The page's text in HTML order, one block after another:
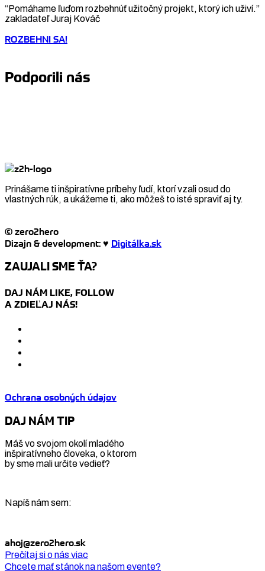
“Pomáhame ľuďom rozbehnúť užitočný projekt, ktorý ich uživí.”
zakladateľ Juraj Kováč
ROZBEHNI SA!
Podporili nás
Prinášame ti inšpiratívne príbehy ľudí, ktorí vzali osud do
vlastných rúk, a ukážeme ti, ako môžeš to isté spraviť aj ty.
© zero2hero
Dizajn & development: ♥ Digitálka.sk
ZAUJALI SME ŤA?
DAJ NÁM LIKE, FOLLOW
A ZDIEĽAJ NÁS!
Ochrana osobných údajov
DAJ NÁM TIP
Máš vo svojom okolí mladého
inšpiratívneho človeka, o ktorom
by sme mali určite vedieť?
Napíš nám sem:
ahoj@zero2hero.sk
Prečítaj si o nás viac
Chcete mať stánok na našom evente?